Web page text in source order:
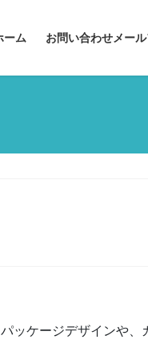
ーム お問い合わせメー
ッケージデザインや、